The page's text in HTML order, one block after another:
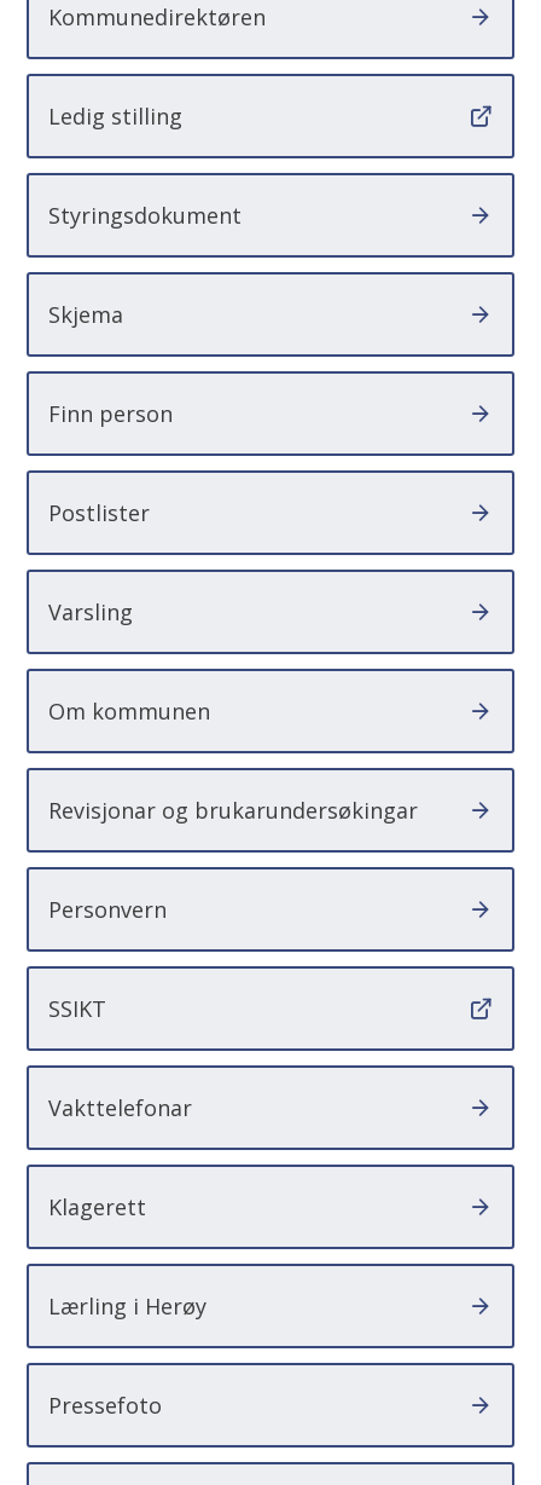
Kommunedirektøren
Ledig stilling
Styringsdokument
Skjema
Finn person
Postlister
Varsling
Om kommunen
Revisjonar og brukarundersøkingar
Personvern
SSIKT
Vakttelefonar
Klagerett
Lærling i Herøy
Pressefoto